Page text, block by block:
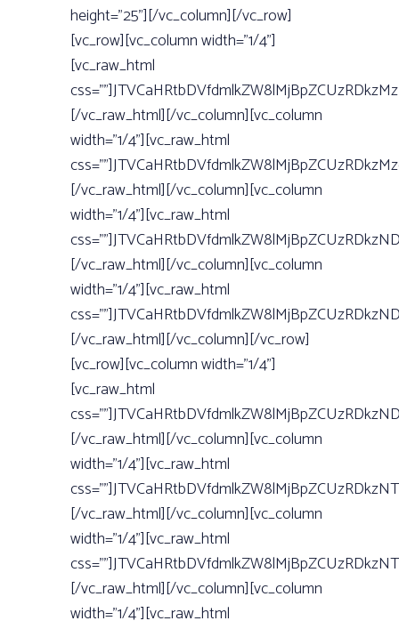
height=”25”][/vc_column][/vc_row]
[vc_row][vc_column width=”1/4”]
[vc_raw_html
[/vc_raw_html][/vc_column][vc_column
width=”1/4”][vc_raw_html
[/vc_raw_html][/vc_column][vc_column
width=”1/4”][vc_raw_html
[/vc_raw_html][/vc_column][vc_column
width=”1/4”][vc_raw_html
[/vc_raw_html][/vc_column][/vc_row]
[vc_row][vc_column width=”1/4”]
[vc_raw_html
[/vc_raw_html][/vc_column][vc_column
width=”1/4”][vc_raw_html
[/vc_raw_html][/vc_column][vc_column
width=”1/4”][vc_raw_html
[/vc_raw_html][/vc_column][vc_column
width=”1/4”][vc_raw_html